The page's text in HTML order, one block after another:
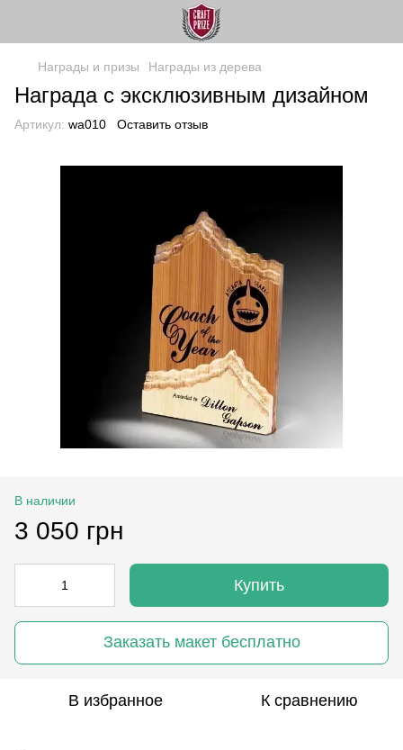
Награды и призы Награды из дерева
Награда с эксклюзивным дизайном
Артикул: wa010 Оставить отзыв
В наличии
3 050 грн
Купить
Заказать макет бесплатно
В избранное К сравнению